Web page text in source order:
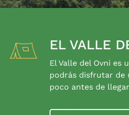
EL VALLE
El Valle del Ovni es
podrás disfrutar de
poco antes de